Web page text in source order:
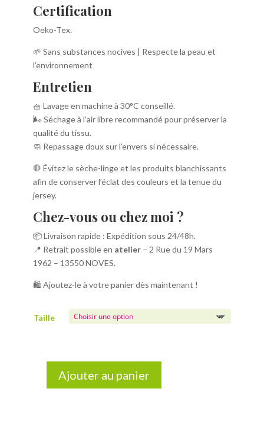
Certification
Oeko-Tex.
🌱 Sans substances nocives | Respecte la peau et
l’environnement
Entretien
🧺 Lavage en machine à 30°C conseillé.
🌬️ Séchage à l’air libre recommandé pour préserver la
qualité du tissu.
🧼 Repassage doux sur l’envers si nécessaire.
🛑 Évitez le sèche-linge et les produits blanchissants
afin de conserver l’éclat des couleurs et la tenue du
jersey.
Chez-vous ou chez moi ?
📦 Livraison rapide : Expédition sous 24/48h.
📍 Retrait possible en atelier – 2 Rue du 19 Mars
1962 – 13550 NOVES.
🛍️ Ajoutez-le à votre panier dès maintenant !
Taille
quantitéAjouter au panier